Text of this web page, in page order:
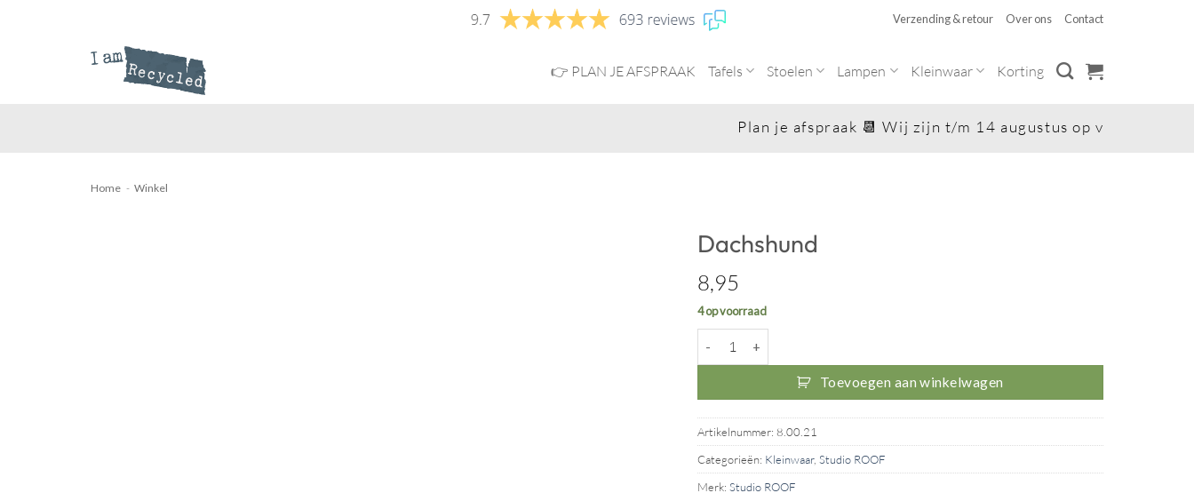
Verzending & retour Over ons Contact
👉 PLAN JE AFSPRAAK Tafels Stoelen Lampen Kleinwaar Korting
Plan je afspraak 📆 Wij zijn t/m 14 augustus op vakantie 😎.
Home - Winkel
Dachshund
8,95
4 op voorraad
Toevoegen aan winkelwagen
Artikelnummer: 8.00.21
Categorieën: Kleinwaar, Studio ROOF
Merk: Studio ROOF